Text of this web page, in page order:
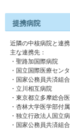
提携病院
近隣の中核病院と連
主な連携先：
・聖路加国際病院
・国立国際医療セン
・国家公務員共済組
・立川相互病院
・東京都立多摩総合
・杏林大学医学部付
・独立行政法人国立
・国家公務員共済組